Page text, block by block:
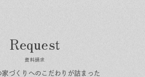
資料請求
づくりへのこだわりが詰まった